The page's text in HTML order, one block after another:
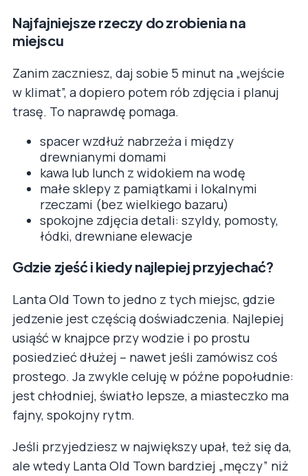
Najfajniejsze rzeczy do zrobienia na
miejscu
Zanim zaczniesz, daj sobie 5 minut na „wejście
w klimat”, a dopiero potem rób zdjęcia i planuj
trasę. To naprawdę pomaga.
spacer wzdłuż nabrzeża i między
drewnianymi domami
kawa lub lunch z widokiem na wodę
małe sklepy z pamiątkami i lokalnymi
rzeczami (bez wielkiego bazaru)
spokojne zdjęcia detali: szyldy, pomosty,
łódki, drewniane elewacje
Gdzie zjeść i kiedy najlepiej przyjechać?
Lanta Old Town to jedno z tych miejsc, gdzie
jedzenie jest częścią doświadczenia. Najlepiej
usiąść w knajpce przy wodzie i po prostu
posiedzieć dłużej – nawet jeśli zamówisz coś
prostego. Ja zwykle celuję w późne popołudnie:
jest chłodniej, światło lepsze, a miasteczko ma
fajny, spokojny rytm.
Jeśli przyjedziesz w największy upał, też się da,
ale wtedy Lanta Old Town bardziej „męczy” niż